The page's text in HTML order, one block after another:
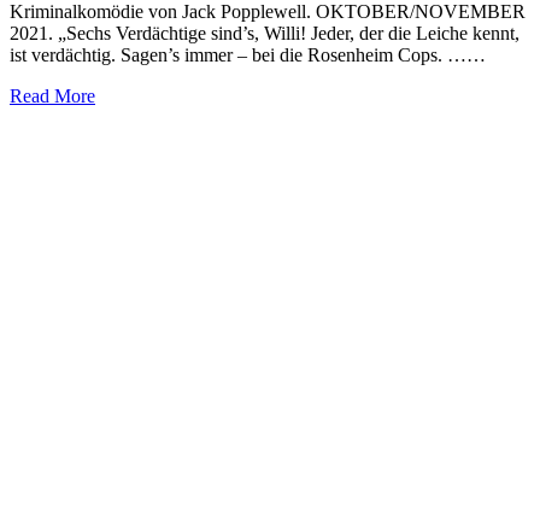
Kriminalkomödie von Jack Popplewell. OKTOBER/NOVEMBER
2021. „Sechs Verdächtige sind’s, Willi! Jeder, der die Leiche kennt,
ist verdächtig. Sagen’s immer – bei die Rosenheim Cops. ……
Read More